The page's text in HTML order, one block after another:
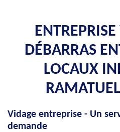
DÉBARRAS
LOCAUX
Vidage entreprise - Un
demande